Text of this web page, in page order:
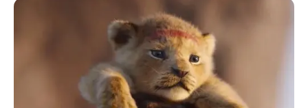
, eines der eindrucksvollsten Beispiele
mittelalterlichen Städtebaus in Hessen. Das Wahrzeichen
von Limburg ist allerdings die Pusteblume, ein Brunnen
von 1975 neben der Stadthalle. Für die Stadtbesichtigung
ist der Kauf eines Reiseführersempfehlenswert.